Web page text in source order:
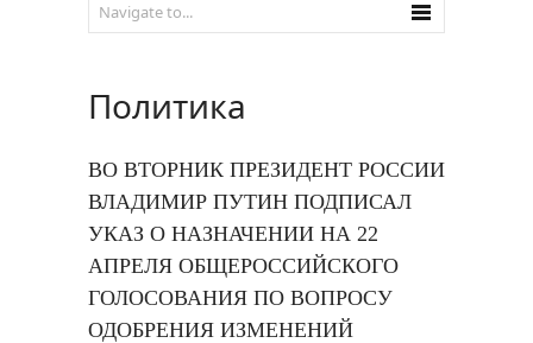
Политика
ВО ВТОРНИК ПРЕЗИДЕНТ РОССИИ
ВЛАДИМИР ПУТИН ПОДПИСАЛ
УКАЗ О НАЗНАЧЕНИИ НА 22
АПРЕЛЯ ОБЩЕРОССИЙСКОГО
ГОЛОСОВАНИЯ ПО ВОПРОСУ
ОДОБРЕНИЯ ИЗМЕНЕНИЙ